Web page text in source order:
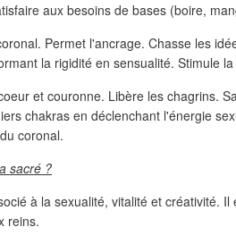
aux besoins de bases (boire,
Permet l'ancrage. Chasse les
la rigidité en sensualité. Stimule
et couronne. Libère les chagrins.
chakras en déclenchant l'énergie
coronal.
sacré ?
à la sexualité, vitalité et créativité. Il
reins.